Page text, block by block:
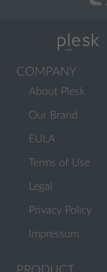
COMPANY
About Plesk
Our Brand
EULA
Terms of Use
Legal
Privacy Policy
Impressum